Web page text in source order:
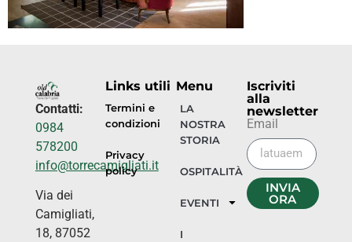
Contatti:
0984
578200
info@torrecamigliati.it
Via dei
Camigliati,
18, 87052
Links utili
Termini e
condizioni
Privacy
policy
Menu
LA
NOSTRA
STORIA
OSPITALITÀ
EVENTI
I
Iscriviti
alla
newsletter
Email
INVIA
ORA